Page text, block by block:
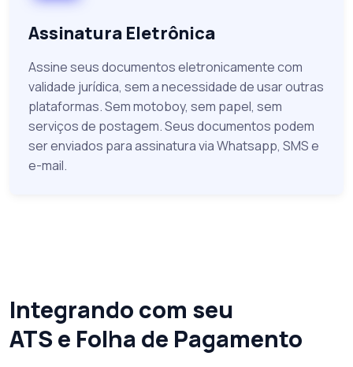
Assinatura Eletrônica
Assine seus documentos eletronicamente com
validade jurídica, sem a necessidade de usar outras
plataformas. Sem motoboy, sem papel, sem
serviços de postagem. Seus documentos podem
ser enviados para assinatura via Whatsapp, SMS e
e-mail.
Integrando com seu
ATS e Folha de Pagamento